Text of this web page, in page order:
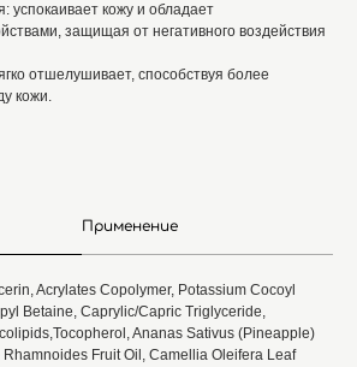
успокаивает кожу и обладает
защищая от негативного воздействия
отшелушивает, способствуя более
кожи.
Применение
Acrylates Copolymer, Potassium Cocoyl
Betaine, Caprylic/Capric Triglyceride,
Ananas Sativus (Pineapple)
Rhamnoides Fruit Oil, Camellia Oleifera Leaf